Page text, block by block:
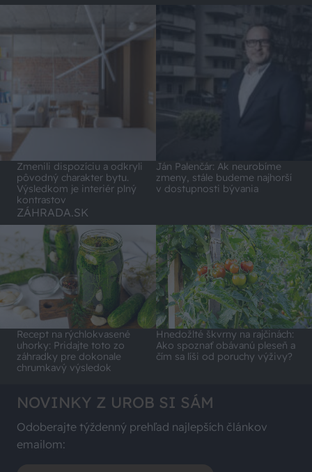
Zmenili dispozíciu a odkryli
pôvodný charakter bytu.
Výsledkom je interiér plný
kontrastov
Ján Palenčár: Ak neurobíme
zmeny, stále budeme najhorší
v dostupnosti bývania
ZÁHRADA.SK
Recept na rýchlokvasené
uhorky: Pridajte toto zo
záhradky pre dokonale
chrumkavý výsledok
Hnedožlté škvrny na rajčinách:
Ako spoznať obávanú pleseň a
čím sa líši od poruchy výživy?
NOVINKY Z UROB SI SÁM
Odoberajte týždenný prehľad najlepších článkov
emailom: